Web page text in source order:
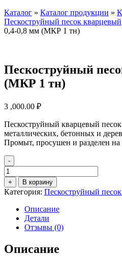
Каталог » Каталог продукции »
Пескоструйный песок кварцевый
0,4-0,8 мм (МКР 1 тн)
Пескоструйный
(МКР 1 тн)
3 ,000.00 ₽
Пескоструйный кварцевый песок
металлических, бетонных и
Промыт, просушен и разделен
-
Количество
товара
Пескоструйный
песок
(МКР
1
+ В корзину
Категория: Пескоструйный
Описание
Детали
Отзывы (0)
Описание